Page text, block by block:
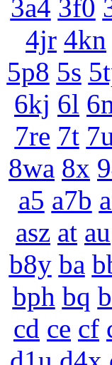
3a4 3f0
4jr 4kn
5p8 5s
6kj 6l
7re 7t
8wa 8x
a5 a7b
asz at au
b8y ba
bph bq
cd ce cf